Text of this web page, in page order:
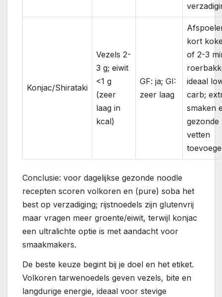
Konjac/Shirataki
Vezels 2-
3 g; eiwit
<1 g
(zeer
laag in
kcal)
GF: ja; GI:
zeer laag
kort
of 2-3
ideaal
carb;
smaken
gezonde
vetten
Conclusie: voor dagelijkse gezonde noodle
recepten scoren volkoren en (pure) soba het
best op verzadiging; rijstnoedels zijn glutenvrij
maar vragen meer groente/eiwit, terwijl konjac
een ultralichte optie is met aandacht voor
smaakmakers.
De beste keuze begint bij je doel en het etiket.
Volkoren tarwenoedels geven vezels, bite en
langdurige energie, ideaal voor stevige